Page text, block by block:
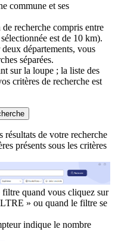
commune et ses
recherche compris entre
est de 10 km).
départements, vous
séparées.
sur la loupe ; la liste des
critères de recherche est
de votre recherche
présents sous les critères
filtre quand vous cliquez sur
» ou quand le filtre se
indique le nombre